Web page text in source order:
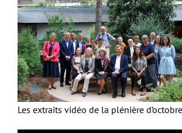
Les extraits vidéo de la plénière